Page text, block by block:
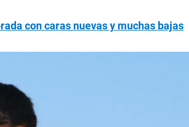
con caras nuevas y muchas bajas